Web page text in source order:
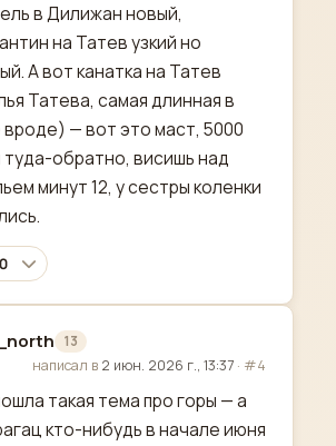
в Дилижан новый,
на Татев узкий но
А вот канатка на Татев
Татева, самая длинная в
— вот это маст, 5000
обратно, висишь над
минут 12, у сестры коленки
0
13
написал в 2 июн. 2026 г., 13:37 · #4
такая тема про горы — а
кто-нибудь в начале июня